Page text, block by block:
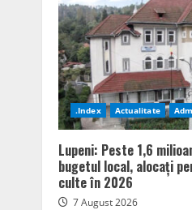
.Index Actualitate
Lupeni: Peste 1,6
bugetul local, alocați
culte în 2026
7 August 2026